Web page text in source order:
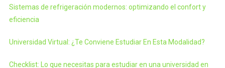
Sistemas de refrigeración modernos: optimizando el confort y
eficiencia
Universidad Virtual: ¿Te Conviene Estudiar En Esta Modalidad?
Checklist: Lo que necesitas para estudiar en una universidad en